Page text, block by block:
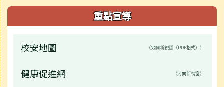
重點宣導
校安地圖 （另開新視窗（PDF格式））
健康促進網 （另開新視窗）